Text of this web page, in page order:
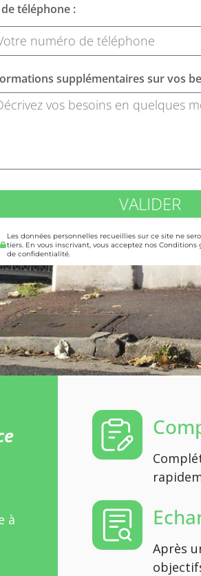
de téléphone :
supplémentaires sur vos
VALIDER
Les données personnelles recueillies sur ce site ne
tiers. En vous inscrivant, vous acceptez nos
de confidentialité.
à
Après